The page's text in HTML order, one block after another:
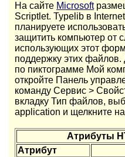
На сайте Microsoft
Scriptlet. Typelib в
планируете
защитить компьютер от
использующих этот
поддержку этих файлов.
по пиктограмме Мой
откройте Панель
команду Сервис >
вкладку Тип файлов,
application и щелкните
Атрибуты
Атрибут